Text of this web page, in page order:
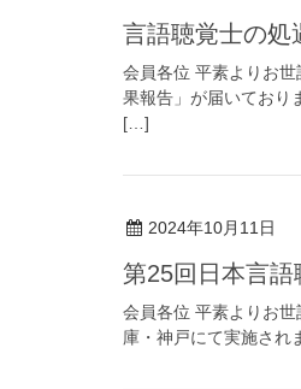
言語聴覚士の処
会員各位 平素よりお
果報告」が届いてお
[…]
2024年10月11日
第25回日本言
会員各位 平素よりお
庫・神戸にて実施され